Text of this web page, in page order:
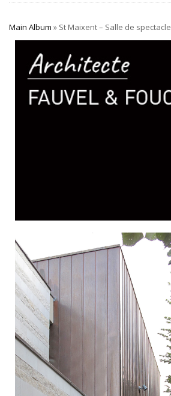
Main Album » St Maixent – Salle de spectacle